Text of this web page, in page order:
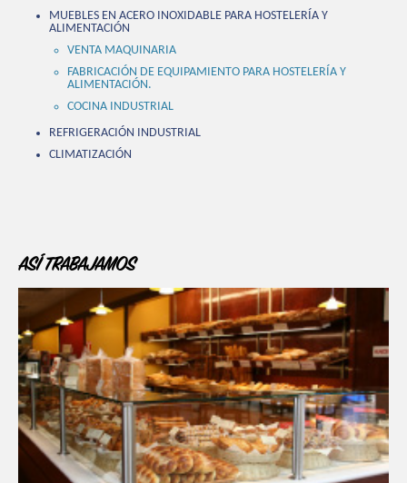
MUEBLES EN ACERO INOXIDABLE PARA HOSTELERÍA Y
ALIMENTACIÓN
VENTA MAQUINARIA
FABRICACIÓN DE EQUIPAMIENTO PARA HOSTELERÍA Y
ALIMENTACIÓN.
COCINA INDUSTRIAL
REFRIGERACIÓN INDUSTRIAL
CLIMATIZACIÓN
ASÍ TRABAJAMOS